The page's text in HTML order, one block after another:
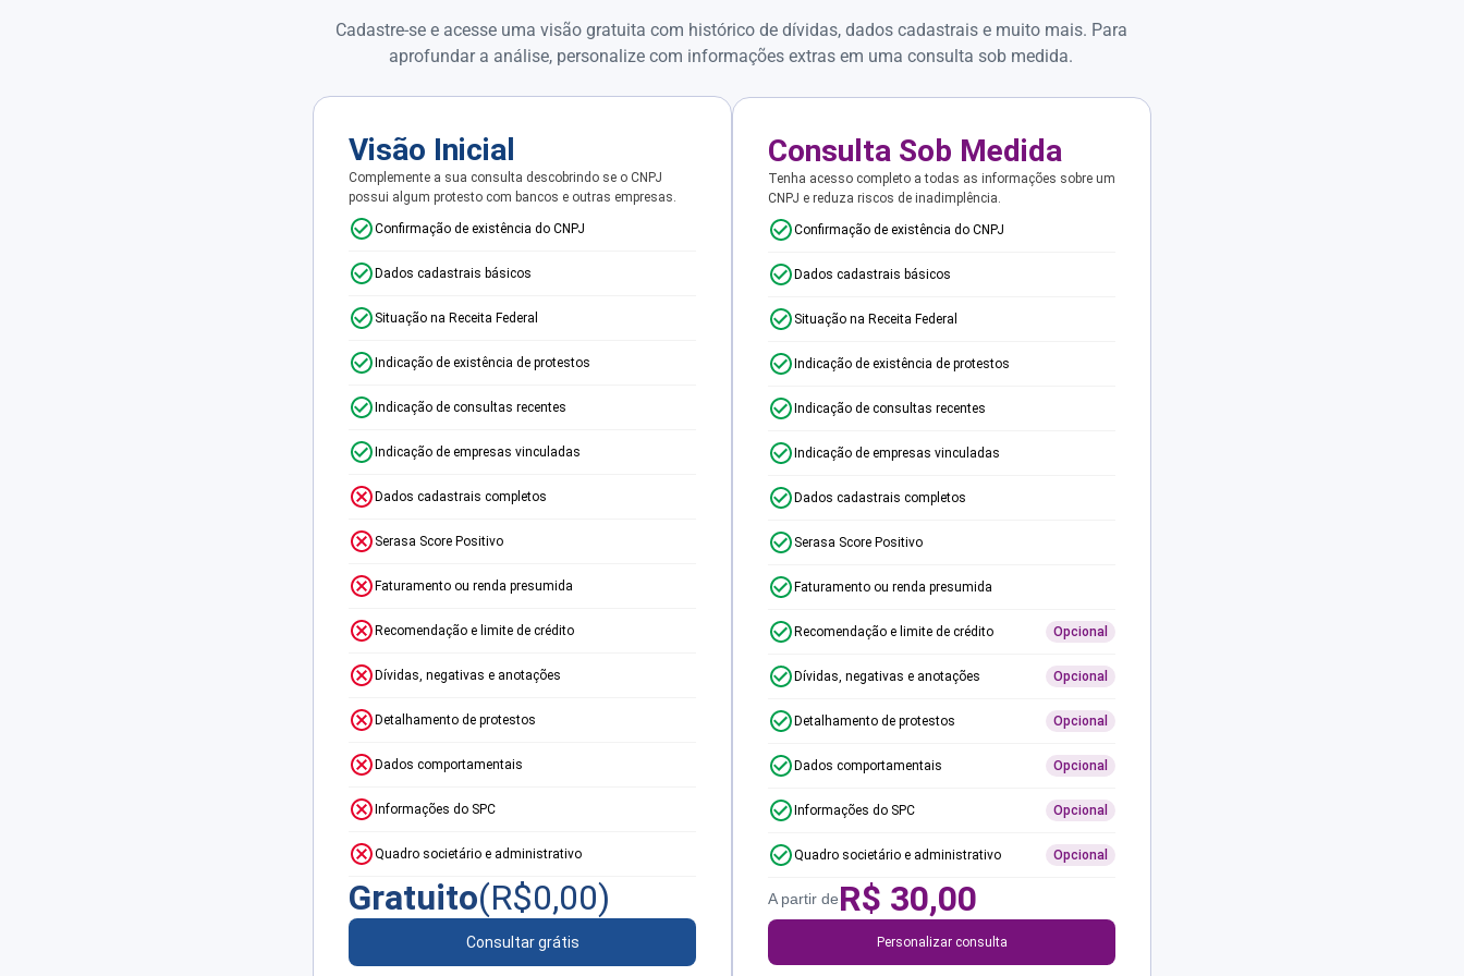
Cadastre-se e acesse uma visão gratuita com histórico de dívidas, dados cadastrais e muito mais. Para
aprofundar a análise, personalize com informações extras em uma consulta sob medida.
Visão Inicial
Complemente a sua consulta descobrindo se o CNPJ
possui algum protesto com bancos e outras empresas.
Confirmação de existência do CNPJ
Dados cadastrais básicos
Situação na Receita Federal
Indicação de existência de protestos
Indicação de consultas recentes
Indicação de empresas vinculadas
Dados cadastrais completos
Serasa Score Positivo
Faturamento ou renda presumida
Recomendação e limite de crédito
Dívidas, negativas e anotações
Detalhamento de protestos
Dados comportamentais
Informações do SPC
Quadro societário e administrativo
Gratuito(R$0,00)
Consultar grátis
Consulta Sob Medida
Tenha acesso completo a todas as informações sobre um
CNPJ e reduza riscos de inadimplência.
Confirmação de existência do CNPJ
Dados cadastrais básicos
Situação na Receita Federal
Indicação de existência de protestos
Indicação de consultas recentes
Indicação de empresas vinculadas
Dados cadastrais completos
Serasa Score Positivo
Faturamento ou renda presumida
Recomendação e limite de crédito Opcional
Dívidas, negativas e anotações Opcional
Detalhamento de protestos Opcional
Dados comportamentais Opcional
Informações do SPC Opcional
Quadro societário e administrativo Opcional
A partir deR$ 30,00
Personalizar consulta